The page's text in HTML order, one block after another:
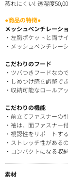
蒸れにくい! 透湿度
●商品の特徴●
メッシュベンチレーシ
・左胸ポケットと両サ
・メッシュベンチレ
こだわりのフード
・ツバつきフードなの
・しめつけ感を調整で
・収納可能なロールア
こだわりの機能
・前立てファスナーの
・袖は、面ファスナー
・視認性をサポートす
・ストレッチ性がある
・コンパクトになる
素材